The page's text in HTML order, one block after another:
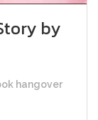
by
hangover